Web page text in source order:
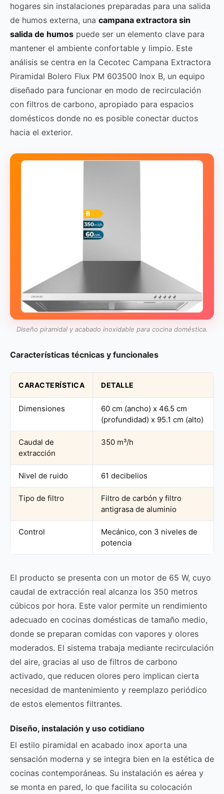
hogares sin instalaciones preparadas para una salida
de humos externa, una campana extractora sin
salida de humos puede ser un elemento clave para
mantener el ambiente confortable y limpio. Este
análisis se centra en la Cecotec Campana Extractora
Piramidal Bolero Flux PM 603500 Inox B, un equipo
diseñado para funcionar en modo de recirculación
con filtros de carbono, apropiado para espacios
domésticos donde no es posible conectar ductos
hacia el exterior.
Diseño piramidal y acabado inoxidable para cocina doméstica.
Características técnicas y funcionales
CARACTERÍSTICA DETALLE
Dimensiones
60 cm (ancho) x 46.5 cm
(profundidad) x 95.1 cm (alto)
Caudal de
extracción
350 m³/h
Nivel de ruido 61 decibelios
Tipo de filtro
Filtro de carbón y filtro
antigrasa de aluminio
Control
Mecánico, con 3 niveles de
potencia
El producto se presenta con un motor de 65 W, cuyo
caudal de extracción real alcanza los 350 metros
cúbicos por hora. Este valor permite un rendimiento
adecuado en cocinas domésticas de tamaño medio,
donde se preparan comidas con vapores y olores
moderados. El sistema trabaja mediante recirculación
del aire, gracias al uso de filtros de carbono
activado, que reducen olores pero implican cierta
necesidad de mantenimiento y reemplazo periódico
de estos elementos filtrantes.
Diseño, instalación y uso cotidiano
El estilo piramidal en acabado inox aporta una
sensación moderna y se integra bien en la estética de
cocinas contemporáneas. Su instalación es aérea y
se monta en pared, lo que facilita su colocación